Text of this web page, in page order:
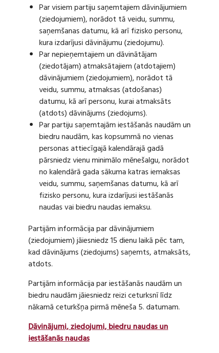
Par visiem partiju saņemtajiem dāvinājumiem
(ziedojumiem), norādot tā veidu, summu,
saņemšanas datumu, kā arī fizisko personu,
kura izdarījusi dāvinājumu (ziedojumu).
Par nepieņemtajiem un dāvinātājam
(ziedotājam) atmaksātajiem (atdotajiem)
dāvinājumiem (ziedojumiem), norādot tā
veidu, summu, atmaksas (atdošanas)
datumu, kā arī personu, kurai atmaksāts
(atdots) dāvinājums (ziedojums).
Par partiju saņemtajām iestāšanās naudām un
biedru naudām, kas kopsummā no vienas
personas attiecīgajā kalendārajā gadā
pārsniedz vienu minimālo mēnešalgu, norādot
no kalendārā gada sākuma katras iemaksas
veidu, summu, saņemšanas datumu, kā arī
fizisko personu, kura izdarījusi iestāšanās
naudas vai biedru naudas iemaksu.
Partijām informācija par dāvinājumiem
(ziedojumiem) jāiesniedz 15 dienu laikā pēc tam,
kad dāvinājums (ziedojums) saņemts, atmaksāts,
atdots.
Partijām informācija par iestāšanās naudām un
biedru naudām jāiesniedz reizi ceturksnī līdz
nākamā ceturkšņa pirmā mēneša 5. datumam.
Dāvinājumi, ziedojumi, biedru naudas un
iestāšanās naudas